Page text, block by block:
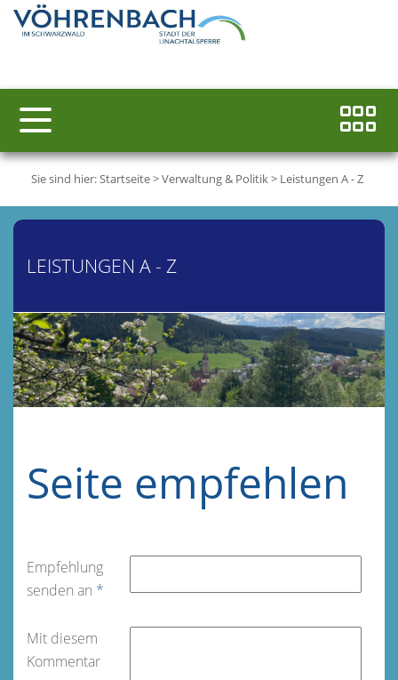
Sie sind hier:Startseite>Verwaltung & Politik> Leistungen A - Z
LEISTUNGEN A - Z
Seite empfehlen
Empfehlung
senden an *
Mit diesem
Kommentar